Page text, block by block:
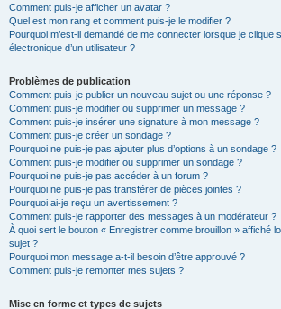
Comment puis-je afficher un avatar ?
Quel est mon rang et comment puis-je le modifier ?
Pourquoi m’est-il demandé de me connecter lorsque je clique
électronique d’un utilisateur ?
Problèmes de publication
Comment puis-je publier un nouveau sujet ou une réponse ?
Comment puis-je modifier ou supprimer un message ?
Comment puis-je insérer une signature à mon message ?
Comment puis-je créer un sondage ?
Pourquoi ne puis-je pas ajouter plus d’options à un sondage ?
Comment puis-je modifier ou supprimer un sondage ?
Pourquoi ne puis-je pas accéder à un forum ?
Pourquoi ne puis-je pas transférer de pièces jointes ?
Pourquoi ai-je reçu un avertissement ?
Comment puis-je rapporter des messages à un modérateur ?
À quoi sert le bouton « Enregistrer comme brouillon » affiché
sujet ?
Pourquoi mon message a-t-il besoin d’être approuvé ?
Comment puis-je remonter mes sujets ?
Mise en forme et types de sujets